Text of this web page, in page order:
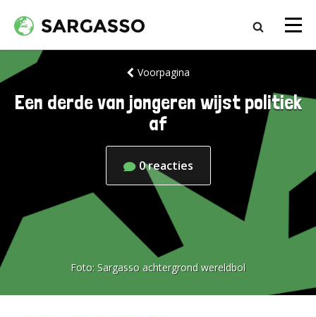
Voorpagina
Een derde van jongeren wijst politiek
af
0reacties
Foto: Sargasso achtergrond wereldbol